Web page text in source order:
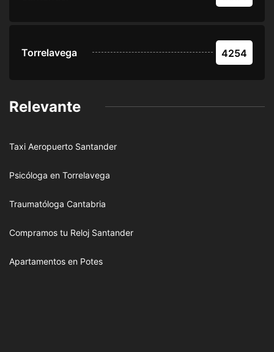
Torrelavega 4254
Relevante
Taxi Aeropuerto Santander
Psicóloga en Torrelavega
Traumatóloga Cantabria
Compramos tu Reloj Santander
Apartamentos en Potes